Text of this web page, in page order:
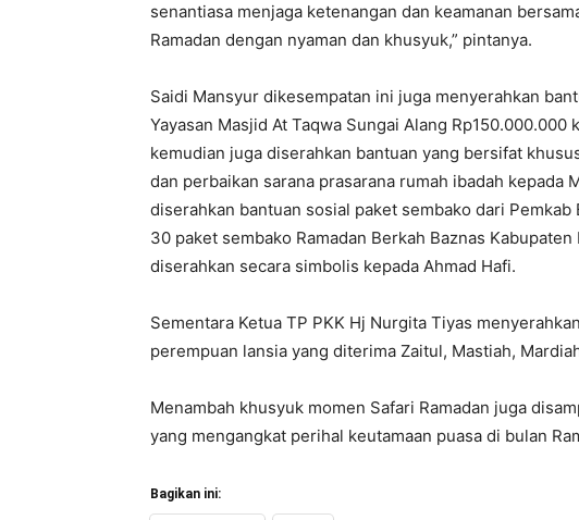
senantiasa menjaga ketenangan dan keamanan
Ramadan dengan nyaman dan khusyuk,” pintanya.
Saidi Mansyur dikesempatan ini juga menyerahkan
Yayasan Masjid At Taqwa Sungai Alang Rp150.000.000
kemudian juga diserahkan bantuan yang bersifat
dan perbaikan sarana prasarana rumah ibadah kepada
diserahkan bantuan sosial paket sembako dari
30 paket sembako Ramadan Berkah Baznas
diserahkan secara simbolis kepada Ahmad Hafi.
Sementara Ketua TP PKK Hj Nurgita Tiyas
perempuan lansia yang diterima Zaitul, Mastiah,
Menambah khusyuk momen Safari Ramadan juga
yang mengangkat perihal keutamaan puasa di bulan
Bagikan ini: